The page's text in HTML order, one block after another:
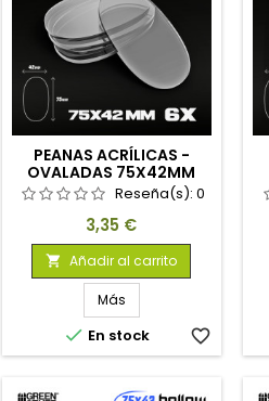
PEANAS ACRÍLICAS -
OVALADAS 75X42MM
TRANSPARENTES
Reseña(s): 0
Precio
3,35 €
 Añadir al carrito
Más
 En stock favorite_border